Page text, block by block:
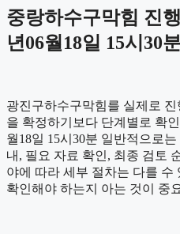
중랑하수구막힘 진
년06월18일 15시30
광진구하수구막힘를 실제로
을 확정하기보다 단계별로 확
월18일 15시30분 일반적으로
내, 필요 자료 확인, 최종 검토
야에 따라 세부 절차는 다를 수
확인해야 하는지 아는 것이 중